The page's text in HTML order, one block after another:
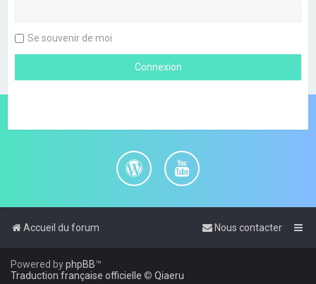
Se souvenir de moi
Accueil du forum Nous contacter
Powered byphpBB™
Traduction française officielle © Qiaeru